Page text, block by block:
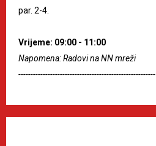
par. 2-4.
Vrijeme: 09:00 - 11:00
Napomena: Radovi na NN mreži
--------------------------------------------------------